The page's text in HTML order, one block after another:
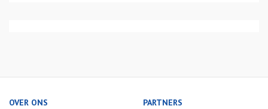
OVER ONS PARTNERS